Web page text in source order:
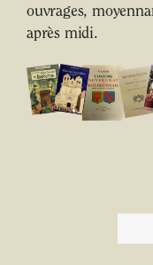
ouvrages,
après midi.